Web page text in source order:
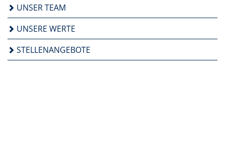
UNSER TEAM
UNSERE WERTE
STELLENANGEBOTE